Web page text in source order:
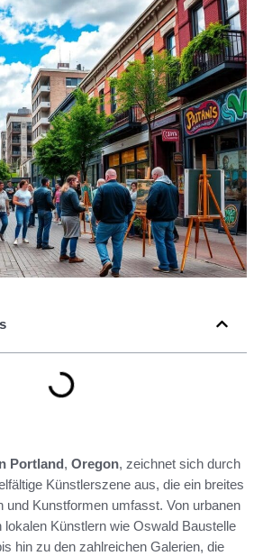
Portland, Oregon, zeichnet sich durch
Künstlerszene aus, die ein breites
und Kunstformen umfasst. Von urbanen
lokalen Künstlern wie Oswald Baustelle
hin zu den zahlreichen Galerien, die